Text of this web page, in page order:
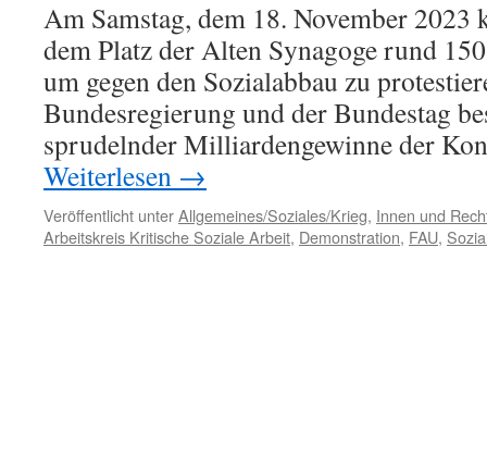
Am Samstag, dem 18. November
dem Platz der Alten Synagoge rund
um gegen den Sozialabbau zu
Bundesregierung und der Bundestag
sprudelnder Milliardengewinne der
Weiterlesen →
Veröffentlicht unterAllgemeines/Soziales/Krieg, Innen und
Arbeitskreis Kritische Soziale Arbeit, Demonstration, FAU,